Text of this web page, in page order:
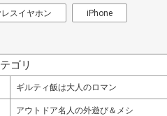
スイヤホン iPhone
ゴリ
ギルティ飯は大人のロマン
アウトドア名人の外遊び＆メシ